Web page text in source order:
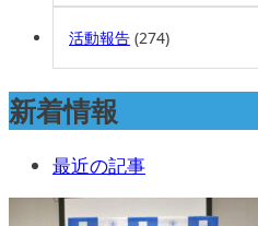
活動報告 (274)
新着情報
最近の記事